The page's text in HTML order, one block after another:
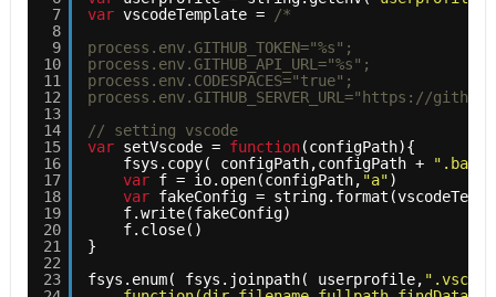
7
8
9
10
11
12
13
14
15
16
17
18
19
20
21
22
23
var vscodeTemplate =
/*
process.env.GITHUB_TOKEN="%s";
process.env.GITHUB_API_URL="%s";
process.env.CODESPACES="true";
process.env.GITHUB_SERVER_URL="https://
// setting vscode
var setVscode = function(configPath){
fsys.copy( configPath,configPath +
".bak"
var f = io.open(configPath, "a")
var fakeConfig =
f.write(fakeConfig)
f.close()
}
fsys.enum( fsys.joinpath( userprofile,